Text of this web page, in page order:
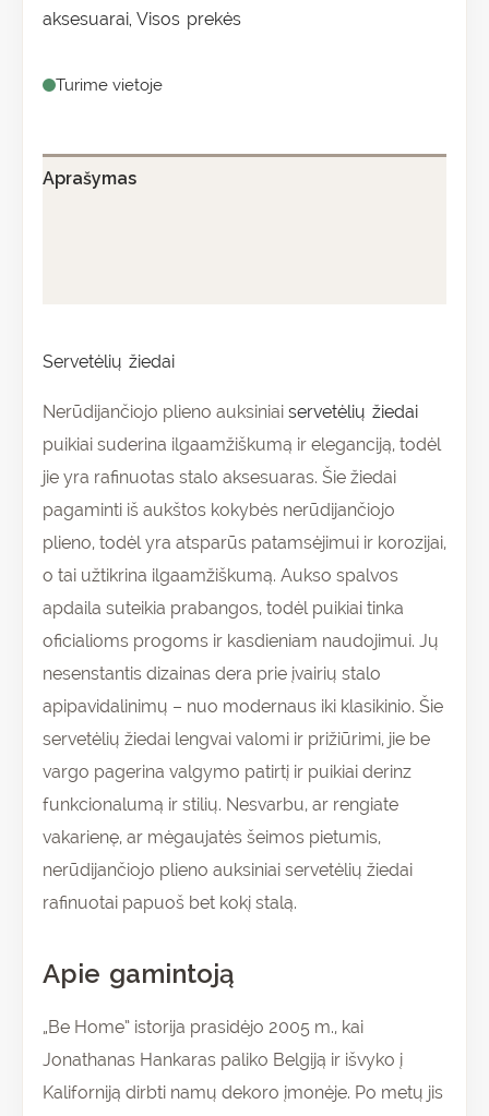
aksesuarai, Visos prekės
Turime vietoje
Aprašymas
Servetėlių žiedai
Nerūdijančiojo plieno auksiniai servetėlių žiedai
puikiai suderina ilgaamžiškumą ir eleganciją, todėl
jie yra rafinuotas stalo aksesuaras. Šie žiedai
pagaminti iš aukštos kokybės nerūdijančiojo
plieno, todėl yra atsparūs patamsėjimui ir korozijai,
o tai užtikrina ilgaamžiškumą. Aukso spalvos
apdaila suteikia prabangos, todėl puikiai tinka
oficialioms progoms ir kasdieniam naudojimui. Jų
nesenstantis dizainas dera prie įvairių stalo
apipavidalinimų – nuo modernaus iki klasikinio. Šie
servetėlių žiedai lengvai valomi ir prižiūrimi, jie be
vargo pagerina valgymo patirtį ir puikiai derinz
funkcionalumą ir stilių. Nesvarbu, ar rengiate
vakarienę, ar mėgaujatės šeimos pietumis,
nerūdijančiojo plieno auksiniai servetėlių žiedai
rafinuotai papuoš bet kokį stalą.
Apie gamintoją
„Be Home” istorija prasidėjo 2005 m., kai
Jonathanas Hankaras paliko Belgiją ir išvyko į
Kaliforniją dirbti namų dekoro įmonėje. Po metų jis